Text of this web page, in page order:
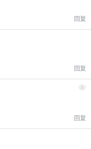
回复
回复
回复